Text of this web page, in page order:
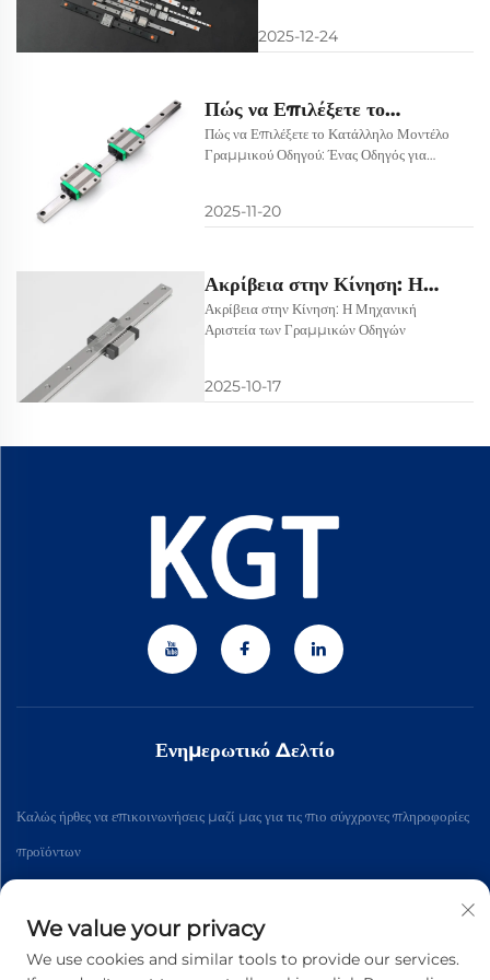
Λύσεις για
2025-12-24
Πώς να Επιλέξετε το
Κατάλληλο Μοντέλο
Γραμμικού Οδηγού: Ένας
Πώς να Επιλέξετε το Κατάλληλο Μοντέλο
Γραμμικού Οδηγού: Ένας Οδηγός για
2025-11-20
Ακρίβεια στην Κίνηση: Η
Μηχανική Αριστεία των
Γραμμικών Οδηγών
Ακρίβεια στην Κίνηση: Η Μηχανική
Αριστεία των Γραμμικών Οδηγών
2025-10-17
Ενημερωτικό Δελτίο
Καλώς ήρθες να επικοινωνήσεις μαζί μας για τις πιο σύγχρονες πληροφορίες
προϊόντων
We value your privacy
We use cookies and similar tools to provide our services.